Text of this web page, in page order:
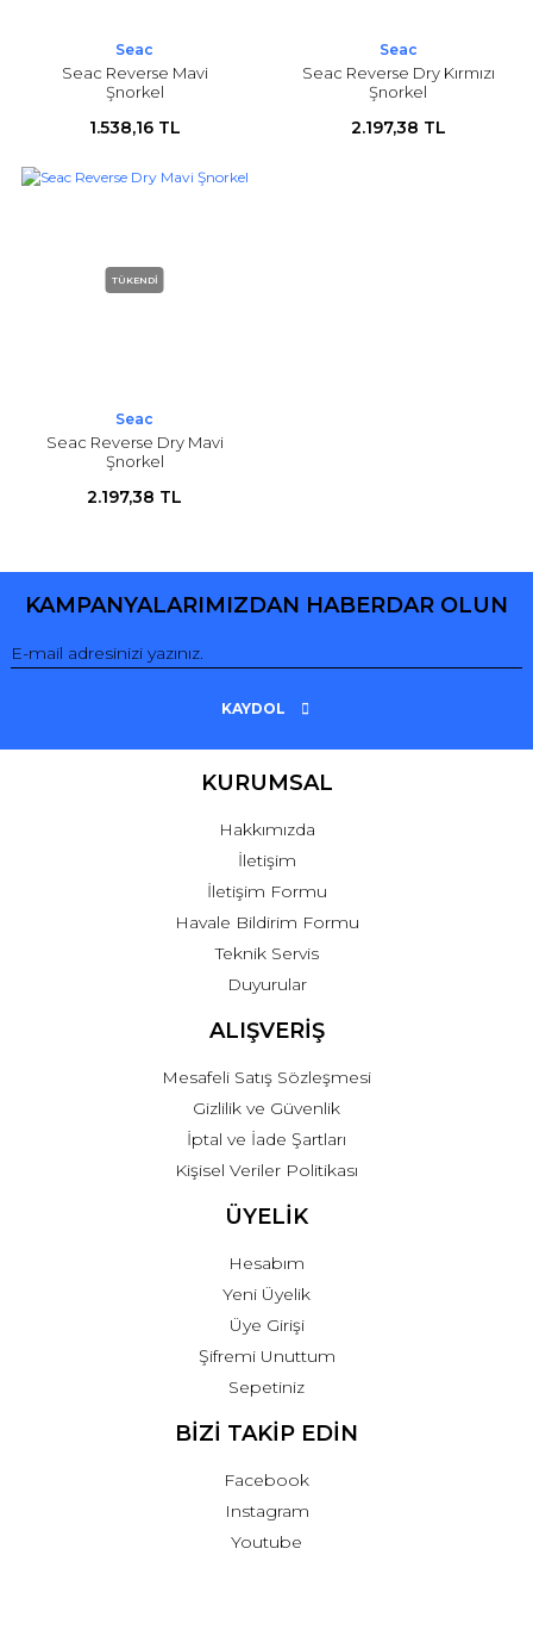
Seac
Seac Reverse Mavi
Şnorkel
1.538,16 TL
Seac
Seac Reverse Dry Kırmızı
Şnorkel
2.197,38 TL
TÜKENDİ
Seac
Seac Reverse Dry Mavi
Şnorkel
2.197,38 TL
KAMPANYALARIMIZDAN HABERDAR OLUN
KAYDOL
KURUMSAL
Hakkımızda
İletişim
İletişim Formu
Havale Bildirim Formu
Teknik Servis
Duyurular
ALIŞVERİŞ
Mesafeli Satış Sözleşmesi
Gizlilik ve Güvenlik
İptal ve İade Şartları
Kişisel Veriler Politikası
ÜYELİK
Hesabım
Yeni Üyelik
Üye Girişi
Şifremi Unuttum
Sepetiniz
BİZİ TAKİP EDİN
Facebook
Instagram
Youtube